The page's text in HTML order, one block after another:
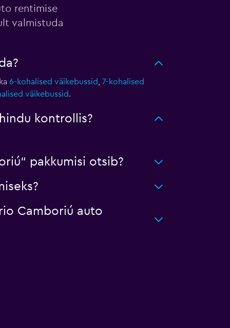
rentimise
valmistuda
6-kohalised väikebussid
7-kohalised
väikebussid.
kontrollis?
pakkumisi otsib?
Camboriú auto